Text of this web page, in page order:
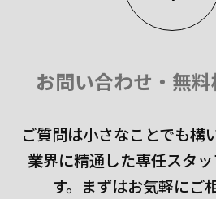
お問い合わせ・無
ご質問は小さなことでも構
業界に精通した専任スタ
す。 まずはお気軽にご